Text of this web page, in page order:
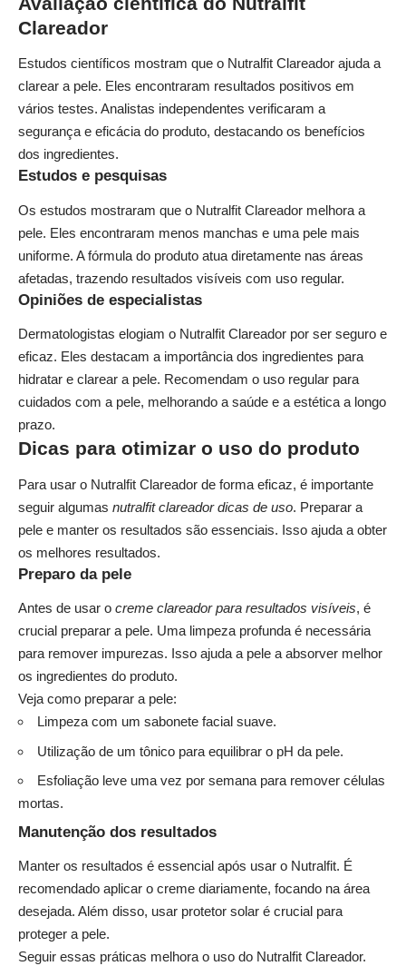
Clareador
Estudos científicos mostram que o Nutralfit Clareador ajuda a
clarear a pele. Eles encontraram resultados positivos em
vários testes. Analistas independentes verificaram a
segurança e eficácia do produto, destacando os benefícios
dos ingredientes.
Estudos e pesquisas
Os estudos mostraram que o Nutralfit Clareador melhora a
pele. Eles encontraram menos manchas e uma pele mais
uniforme. A fórmula do produto atua diretamente nas áreas
afetadas, trazendo resultados visíveis com uso regular.
Opiniões de especialistas
Dermatologistas elogiam o Nutralfit Clareador por ser seguro e
eficaz. Eles destacam a importância dos ingredientes para
hidratar e clarear a pele. Recomendam o uso regular para
cuidados com a pele, melhorando a saúde e a estética a longo
prazo.
Dicas para otimizar o uso do produto
Para usar o Nutralfit Clareador de forma eficaz, é importante
seguir algumas nutralfit clareador dicas de uso. Preparar a
pele e manter os resultados são essenciais. Isso ajuda a obter
os melhores resultados.
Preparo da pele
Antes de usar o creme clareador para resultados visíveis, é
crucial preparar a pele. Uma limpeza profunda é necessária
para remover impurezas. Isso ajuda a pele a absorver melhor
os ingredientes do produto.
Veja como preparar a pele:
Limpeza com um sabonete facial suave.
Utilização de um tônico para equilibrar o pH da pele.
Esfoliação leve uma vez por semana para remover células
mortas.
Manutenção dos resultados
Manter os resultados é essencial após usar o Nutralfit. É
recomendado aplicar o creme diariamente, focando na área
desejada. Além disso, usar protetor solar é crucial para
proteger a pele.
Seguir essas práticas melhora o uso do Nutralfit Clareador.